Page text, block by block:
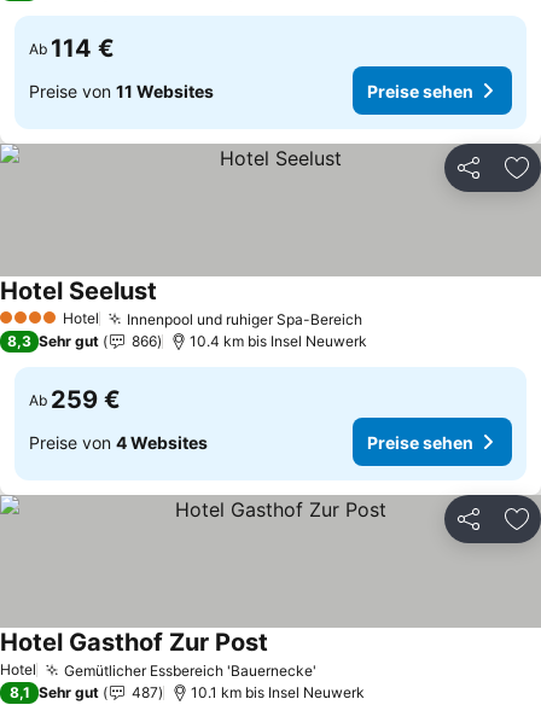
Ab 114 €
Preise von 11 Websites Preise sehen
Teilen
4 Sterne Hotel Innenpool und ruhiger Spa-BereichPreise sehen
Hotel Seelust
8,3 Sehr gut 866 10.4 km bis Insel Neuwerk
Ab 259 €
Preise von 4 Websites Preise sehen
Teilen
Hotel Gemütlicher Essbereich 'Bauernecke'
Hotel Gasthof Zur Post
8,1 Sehr gut 487 10.1 km bis Insel Neuwerk